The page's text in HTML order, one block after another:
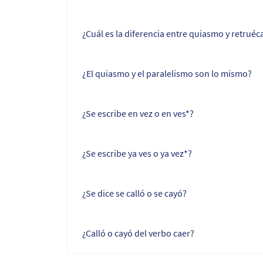
¿Cuál es la diferencia entre quiasmo y
¿El quiasmo y el paralelismo son lo mismo?
¿Se escribe en vez o en ves*?
¿Se escribe ya ves o ya vez*?
¿Se dice se calló o se cayó?
¿Calló o cayó del verbo caer?